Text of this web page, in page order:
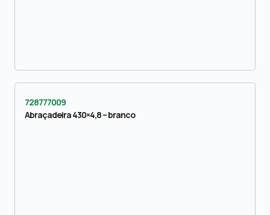
728777009
Abraçadeira 430×4,8 – branco